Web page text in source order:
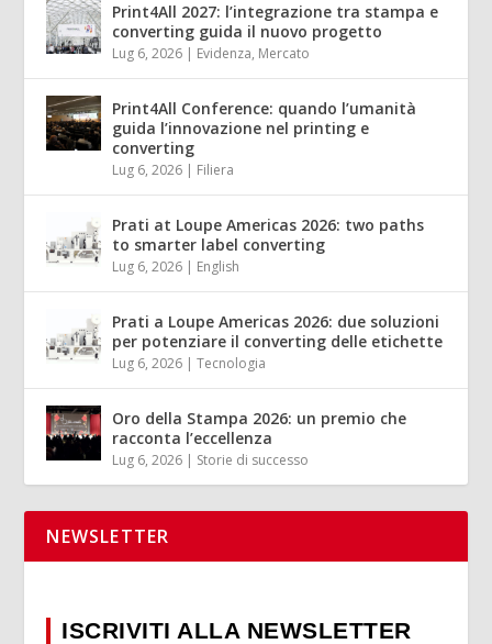
Print4All 2027: l’integrazione tra stampa e
converting guida il nuovo progetto
Lug 6, 2026 | Evidenza, Mercato
Print4All Conference: quando l’umanità
guida l’innovazione nel printing e
converting
Lug 6, 2026 | Filiera
Prati at Loupe Americas 2026: two paths
to smarter label converting
Lug 6, 2026 | English
Prati a Loupe Americas 2026: due soluzioni
per potenziare il converting delle etichette
Lug 6, 2026 |Tecnologia
Oro della Stampa 2026: un premio che
racconta l’eccellenza
Lug 6, 2026 | Storie di successo
NEWSLETTER
ISCRIVITI ALLA NEWSLETTER